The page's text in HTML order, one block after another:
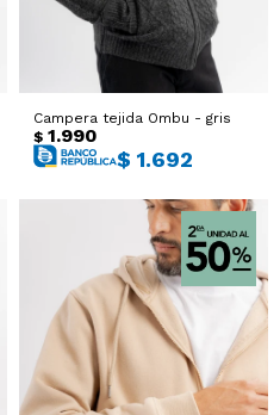
Campera tejida Ombu - gris
$ 1.990
$ 1.692